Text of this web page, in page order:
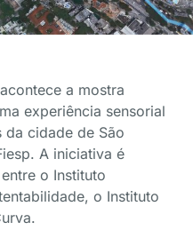
a mostra
experiência sensorial
cidade de São
A iniciativa é
o Instituto
o Instituto